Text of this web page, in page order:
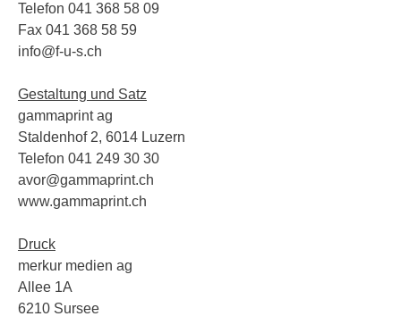
Telefon 041 368 58 09
Fax 041 368 58 59
info@f-u-s.ch
Gestaltung und Satz
gammaprint ag
Staldenhof 2, 6014 Luzern
Telefon 041 249 30 30
avor@gammaprint.ch
www.gammaprint.ch
Druck
merkur medien ag
Allee 1A
6210 Sursee